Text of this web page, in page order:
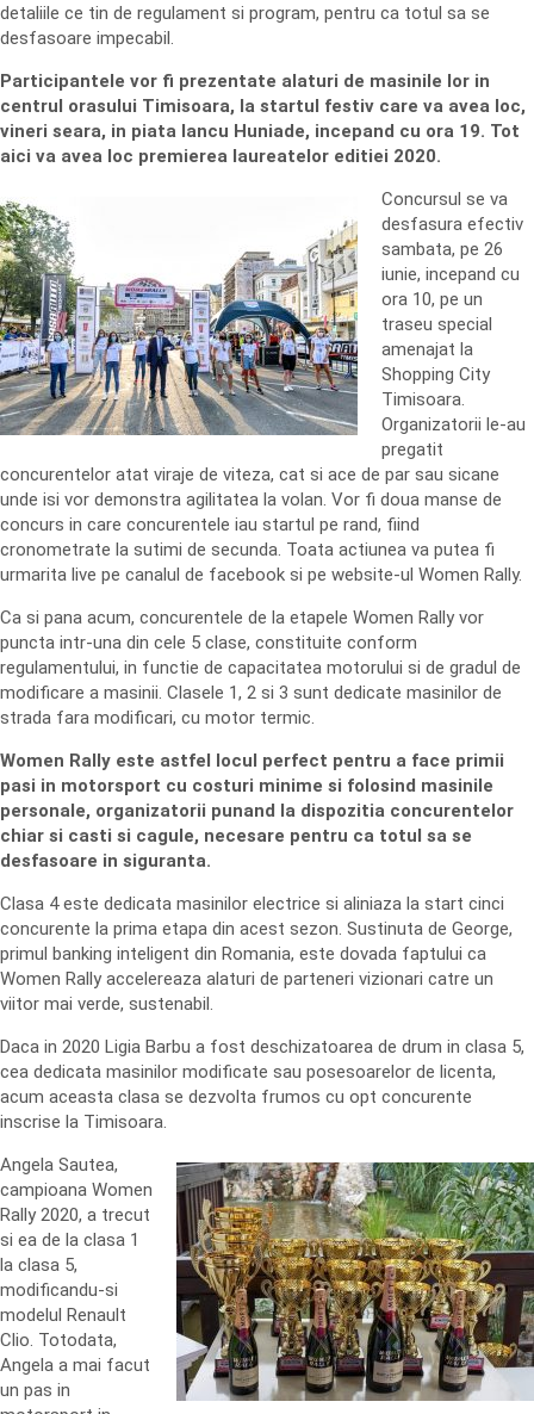
detaliile ce tin de regulament si program, pentru ca totul sa se
desfasoare impecabil.
Participantele vor fi prezentate alaturi de masinile lor in
centrul orasului Timisoara, la startul festiv care va avea loc,
vineri seara, in piata Iancu Huniade, incepand cu ora 19. Tot
aici va avea loc premierea laureatelor editiei 2020.
Concursul se va
desfasura efectiv
sambata, pe 26
iunie, incepand cu
ora 10, pe un
traseu special
amenajat la
Shopping City
Timisoara.
Organizatorii le-au
pregatit
concurentelor atat viraje de viteza, cat si ace de par sau sicane
unde isi vor demonstra agilitatea la volan. Vor fi doua manse de
concurs in care concurentele iau startul pe rand, fiind
cronometrate la sutimi de secunda. Toata actiunea va putea fi
urmarita live pe canalul de facebook si pe website-ul Women Rally.
Ca si pana acum, concurentele de la etapele Women Rally vor
puncta intr-una din cele 5 clase, constituite conform
regulamentului, in functie de capacitatea motorului si de gradul de
modificare a masinii. Clasele 1, 2 si 3 sunt dedicate masinilor de
strada fara modificari, cu motor termic.
Women Rally este astfel locul perfect pentru a face primii
pasi in motorsport cu costuri minime si folosind masinile
personale, organizatorii punand la dispozitia concurentelor
chiar si casti si cagule, necesare pentru ca totul sa se
desfasoare in siguranta.
Clasa 4 este dedicata masinilor electrice si aliniaza la start cinci
concurente la prima etapa din acest sezon. Sustinuta de George,
primul banking inteligent din Romania, este dovada faptului ca
Women Rally accelereaza alaturi de parteneri vizionari catre un
viitor mai verde, sustenabil.
Daca in 2020 Ligia Barbu a fost deschizatoarea de drum in clasa 5,
cea dedicata masinilor modificate sau posesoarelor de licenta,
acum aceasta clasa se dezvolta frumos cu opt concurente
inscrise la Timisoara.
Angela Sautea,
campioana Women
Rally 2020, a trecut
si ea de la clasa 1
la clasa 5,
modificandu-si
modelul Renault
Clio. Totodata,
Angela a mai facut
un pas in